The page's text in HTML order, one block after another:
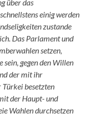
über das
einig werden
zustande
Das Parlament und
setzen,
gegen den Willen
der mit ihr
besetzten
der Haupt- und
Wahlen durchsetzen